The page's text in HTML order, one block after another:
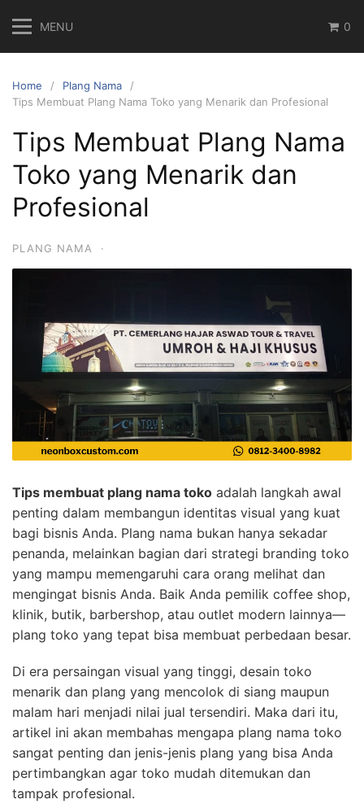
content
MENU 0
Home
Plang Nama
Tips Membuat Plang Nama Toko yang Menarik dan Profesional
Tips Membuat Plang Nama
Toko yang Menarik dan
Profesional
PLANG NAMA ·
Tips membuat plang nama toko adalah langkah awal
penting dalam membangun identitas visual yang kuat
bagi bisnis Anda. Plang nama bukan hanya sekadar
penanda, melainkan bagian dari strategi branding toko
yang mampu memengaruhi cara orang melihat dan
mengingat bisnis Anda. Baik Anda pemilik coffee shop,
klinik, butik, barbershop, atau outlet modern lainnya—
plang toko yang tepat bisa membuat perbedaan besar.
Di era persaingan visual yang tinggi, desain toko
menarik dan plang yang mencolok di siang maupun
malam hari menjadi nilai jual tersendiri. Maka dari itu,
artikel ini akan membahas mengapa plang nama toko
sangat penting dan jenis-jenis plang yang bisa Anda
pertimbangkan agar toko mudah ditemukan dan
tampak profesional.